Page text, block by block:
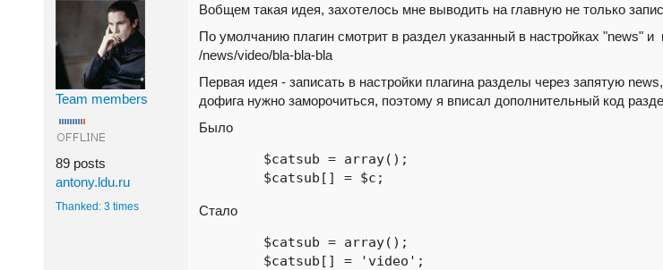
Team members
89 posts
antony.ldu.ru
Thanked: 3 times
Вобщем такая идея, захотелось мне выводить на главную не только
По умолчанию плагин смотрит в раздел указанный в настройках
/news/video/bla-bla-bla
Первая идея - записать в настройки плагина разделы через запятую
дофига нужно заморочиться, поэтому я вписал дополнительный код
Было
	$catsub[] = $c;
Стало